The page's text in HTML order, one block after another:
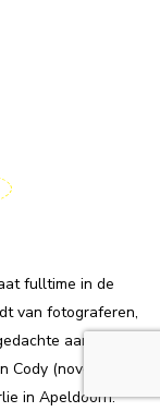
fulltime in de
van fotograferen,
aan) eten.
(november
in Apeldoorn.